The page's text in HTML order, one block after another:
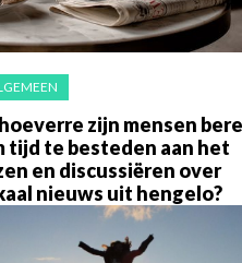
zijn mensen
tijd te besteden aan het
en discussiëren over
nieuws uit hengelo?